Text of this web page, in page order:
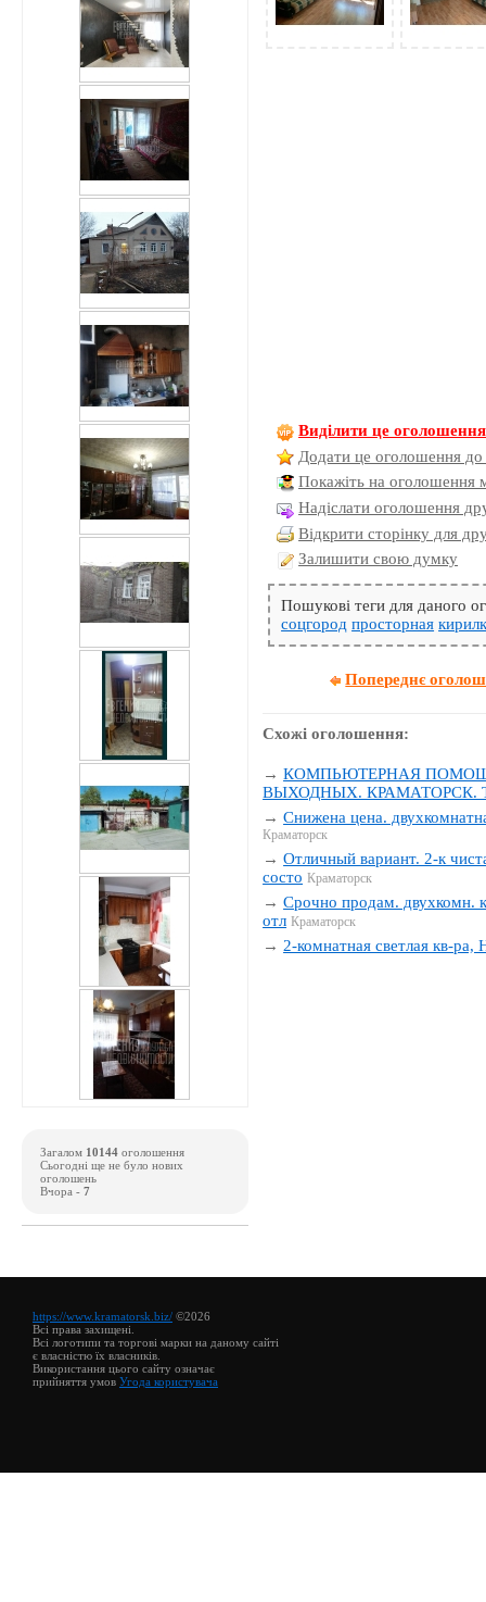
Виділити це оголошення
Додати це оголошення до
Покажіть на оголошення
Надіслати оголошення
Відкрити сторінку для
Залишити свою думку
Пошукові теги для даного
соцгород просторная
Попереднє
Схожі оголошення:
→КОМПЬЮТЕРНАЯ
ВЫХОДНЫХ. КРАМАТОРСК.
→Снижена цена.
Краматорск
→Отличный вариант. 2-к
состо Краматорск
→Срочно продам. двухкомн.
отл Краматорск
→ 2-комнатная светлая кв-
Загалом 10144 оголошення
Сьогодні ще не було нових
оголошень
Вчора - 7
https://www.kramatorsk.biz/ ©2026
Всі права захищені.
Всі логотипи та торгові марки на даному сайті
є власністю їх власників.
Використання цього сайту означає
прийняття умов Угода користувача